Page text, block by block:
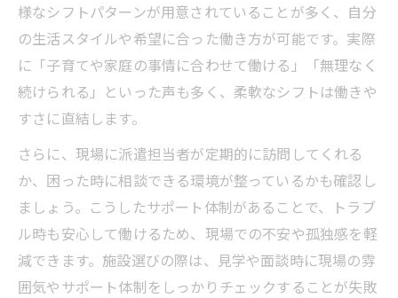
様なシフトパターンが用意されていることが多く、自分
の生活スタイルや希望に合った働き方が可能です。実際
に「子育てや家庭の事情に合わせて働ける」「無理なく
続けられる」といった声も多く、柔軟なシフトは働きや
すさに直結します。
さらに、現場に派遣担当者が定期的に訪問してくれる
か、困った時に相談できる環境が整っているかも確認し
ましょう。こうしたサポート体制があることで、トラブ
ル時も安心して働けるため、現場での不安や孤独感を軽
減できます。施設選びの際は、見学や面談時に現場の雰
囲気やサポート体制をしっかりチェックすることが失敗